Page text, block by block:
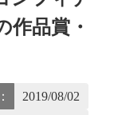
作品賞・
2019/08/02